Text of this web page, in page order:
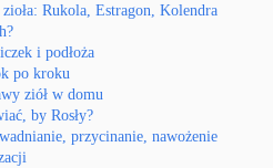
Rukola, Estragon, Kolendra
i podłoża
po kroku
ziół w domu
by Rosły?
przycinanie, nawożenie